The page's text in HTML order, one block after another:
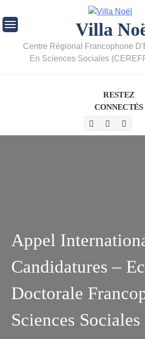
Villa
Centre Régional Francophone
En Sciences Sociales
RESTEZ
CONNECTÉS
Appel
Candidatures –
Doctorale
Sciences Sociales